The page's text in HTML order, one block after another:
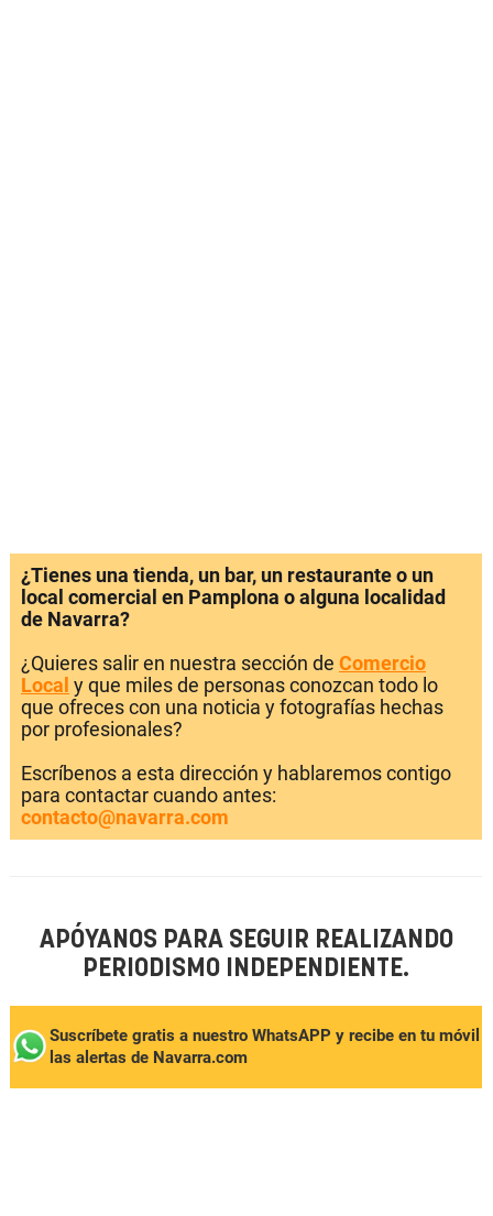
¿Tienes una tienda, un bar, un restaurante o un
local comercial en Pamplona o alguna localidad
de Navarra?
¿Quieres salir en nuestra sección de Comercio
Local y que miles de personas conozcan todo lo
que ofreces con una noticia y fotografías hechas
por profesionales?
Escríbenos a esta dirección y hablaremos contigo
para contactar cuando antes:
contacto@navarra.com
APÓYANOS PARA SEGUIR REALIZANDO
PERIODISMO INDEPENDIENTE.
Suscríbete gratis a nuestro WhatsAPP y recibe en tu móvil
las alertas de Navarra.com